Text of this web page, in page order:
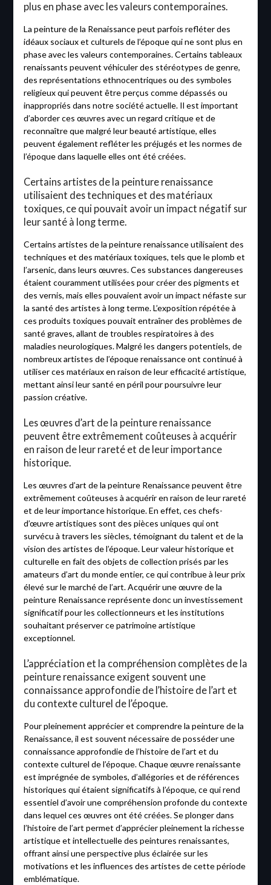
plus en phase avec les valeurs contemporaines.
La peinture de la Renaissance peut parfois refléter des
idéaux sociaux et culturels de l’époque qui ne sont plus en
phase avec les valeurs contemporaines. Certains tableaux
renaissants peuvent véhiculer des stéréotypes de genre,
des représentations ethnocentriques ou des symboles
religieux qui peuvent être perçus comme dépassés ou
inappropriés dans notre société actuelle. Il est important
d’aborder ces œuvres avec un regard critique et de
reconnaître que malgré leur beauté artistique, elles
peuvent également refléter les préjugés et les normes de
l’époque dans laquelle elles ont été créées.
Certains artistes de la peinture renaissance
utilisaient des techniques et des matériaux
toxiques, ce qui pouvait avoir un impact négatif sur
leur santé à long terme.
Certains artistes de la peinture renaissance utilisaient des
techniques et des matériaux toxiques, tels que le plomb et
l’arsenic, dans leurs œuvres. Ces substances dangereuses
étaient couramment utilisées pour créer des pigments et
des vernis, mais elles pouvaient avoir un impact néfaste sur
la santé des artistes à long terme. L’exposition répétée à
ces produits toxiques pouvait entraîner des problèmes de
santé graves, allant de troubles respiratoires à des
maladies neurologiques. Malgré les dangers potentiels, de
nombreux artistes de l’époque renaissance ont continué à
utiliser ces matériaux en raison de leur efficacité artistique,
mettant ainsi leur santé en péril pour poursuivre leur
passion créative.
Les œuvres d’art de la peinture renaissance
peuvent être extrêmement coûteuses à acquérir
en raison de leur rareté et de leur importance
historique.
Les œuvres d’art de la peinture Renaissance peuvent être
extrêmement coûteuses à acquérir en raison de leur rareté
et de leur importance historique. En effet, ces chefs-
d’œuvre artistiques sont des pièces uniques qui ont
survécu à travers les siècles, témoignant du talent et de la
vision des artistes de l’époque. Leur valeur historique et
culturelle en fait des objets de collection prisés par les
amateurs d’art du monde entier, ce qui contribue à leur prix
élevé sur le marché de l’art. Acquérir une œuvre de la
peinture Renaissance représente donc un investissement
significatif pour les collectionneurs et les institutions
souhaitant préserver ce patrimoine artistique
exceptionnel.
L’appréciation et la compréhension complètes de la
peinture renaissance exigent souvent une
connaissance approfondie de l’histoire de l’art et
du contexte culturel de l’époque.
Pour pleinement apprécier et comprendre la peinture de la
Renaissance, il est souvent nécessaire de posséder une
connaissance approfondie de l’histoire de l’art et du
contexte culturel de l’époque. Chaque œuvre renaissante
est imprégnée de symboles, d’allégories et de références
historiques qui étaient significatifs à l’époque, ce qui rend
essentiel d’avoir une compréhension profonde du contexte
dans lequel ces œuvres ont été créées. Se plonger dans
l’histoire de l’art permet d’apprécier pleinement la richesse
artistique et intellectuelle des peintures renaissantes,
offrant ainsi une perspective plus éclairée sur les
motivations et les influences des artistes de cette période
emblématique.